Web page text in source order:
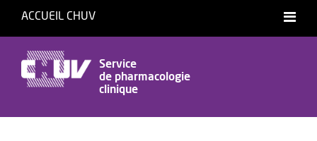
ACCUEIL CHUV
Service
de pharmacologie
clinique